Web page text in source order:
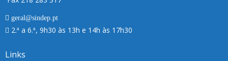
geral@sindep.pt
2.ª a 6.ª, 9h30 às 13h e 14h às 17h30
Links